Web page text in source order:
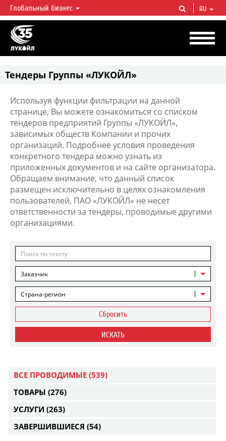
ЛУКОЙЛ СЕГОДНЯ
ЛУКОЙЛ — одна из крупнейших вертикально интегрированных
нефтегазовых компаний в мире, на долю которой приходится более 2%
мировой добычи нефти и около 1% доказанных запасов углеводородов.
Глобальный бизнес RU
Тендеры Группы «ЛУКОЙЛ»
Используя функции фильтрации на данной
странице, Вы можете ознакомиться со списком
тендеров предприятий Группы «ЛУКОЙЛ»,
зависимых обществ Компании и прочих
организаций. Подробнее условия проведения
конкретного тендера можно узнать из
приложенных документов и на сайте организатора.
Обращаем внимание, что данный список
размещен исключительно в целях ознакомления
пользователей, ПАО «ЛУКОЙЛ» не несет
ответственности за тендеры, проводимые другими
организациями.
Заказчик
Страна-регион
Сбросить
ИСКАТЬ
ВСЕ ПРОВОДИМЫЕ (539)
ТОВАРЫ (276)
УСЛУГИ (263)
ЗАВЕРШИВШИЕСЯ (54)